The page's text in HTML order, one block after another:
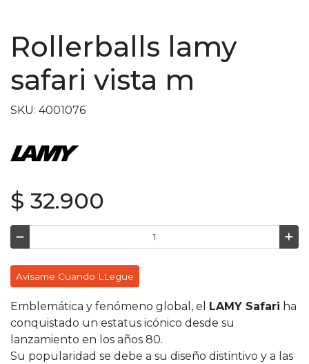
Rollerballs lamy
safari vista m
SKU: 4001076
$ 32.900
Avísame Cuando LLegue
Emblemática y fenómeno global, el LAMY Safari ha
conquistado un estatus icónico desde su
lanzamiento en los años 80.
Su popularidad se debe a su diseño distintivo y a las